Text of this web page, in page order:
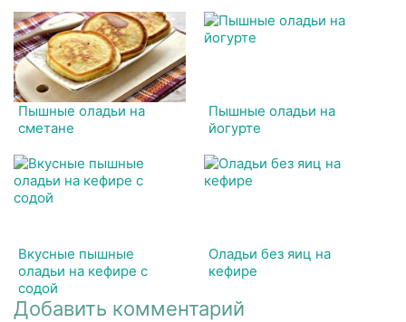
Пышные оладьи на
сметане
Пышные оладьи на
йогурте
Вкусные пышные
оладьи на кефире с
содой
Оладьи без яиц на
кефире
Добавить комментарий